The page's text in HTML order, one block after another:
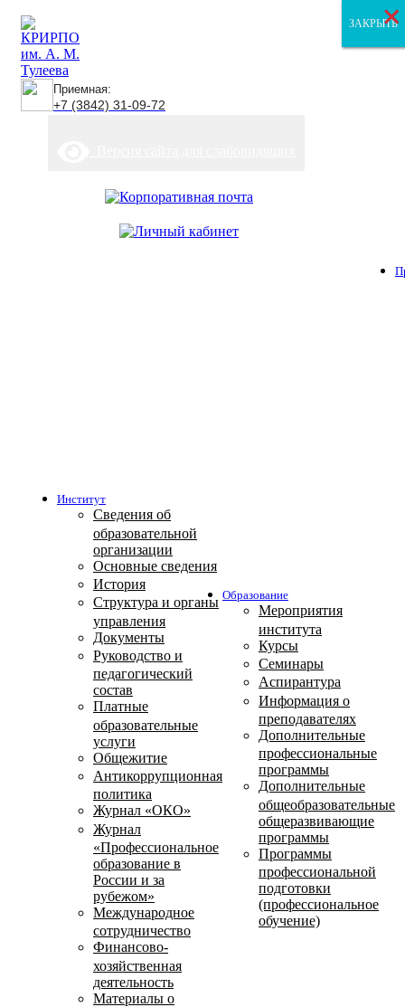
Приемная:
+7 (3842) 31-09-72
Институт
Сведения об
образовательной
организации
Основные сведения
История
Структура и органы
управления
Документы
Руководство и
педагогический
состав
Платные
образовательные
услуги
Общежитие
Антикоррупционная
политика
Журнал «ОКО»
Журнал
«Профессиональное
образование в
России и за
рубежом»
Международное
сотрудничество
Финансово-
хозяйственная
деятельность
Материалы о
Образование
Мероприятия
института
Курсы
Семинары
Аспирантура
Информация о
преподавателях
Дополнительные
профессиональные
программы
Дополнительные
общеобразовательные
общеразвивающие
программы
Программы
профессиональной
подготовки
(профессиональное
обучение)
ЗАКРЫТЬ
ЗАКРЫТЬ
ЗАКРЫТЬ
×
×
×